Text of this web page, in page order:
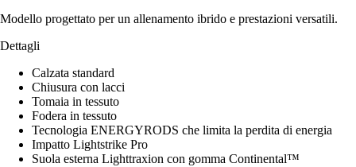
Modello progettato per un allenamento ibrido e prestazioni versatili.
Dettagli
Calzata standard
Chiusura con lacci
Tomaia in tessuto
Fodera in tessuto
Tecnologia ENERGYRODS che limita la perdita di energia
Impatto Lightstrike Pro
Suola esterna Lighttraxion con gomma Continental™